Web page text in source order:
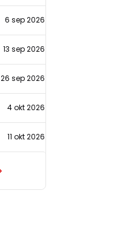
6 sep 2026
13 sep 2026
26 sep 2026
4 okt 2026
11 okt 2026